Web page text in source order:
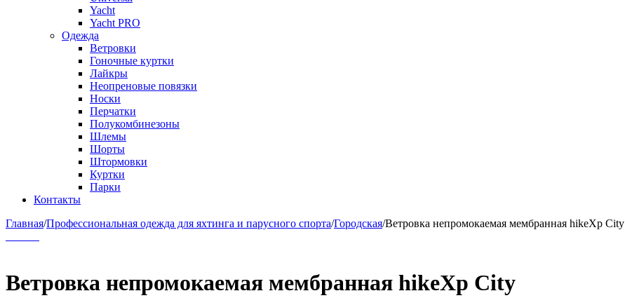
Yacht
Yacht PRO
Одежда
Ветровки
Гоночные куртки
Лайкры
Неопреновые повязки
Носки
Перчатки
Полукомбинезоны
Шлемы
Шорты
Штормовки
Куртки
Парки
Контакты
Главная/Профессиональная одежда для яхтинга и парусного спорта/Городская/Ветровка непромокаемая мембранная hikeXp City
Ветровка непромокаемая мембранная hikeXp City